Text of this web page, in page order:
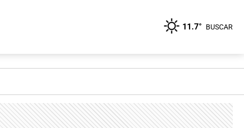
11.7° BUSCAR